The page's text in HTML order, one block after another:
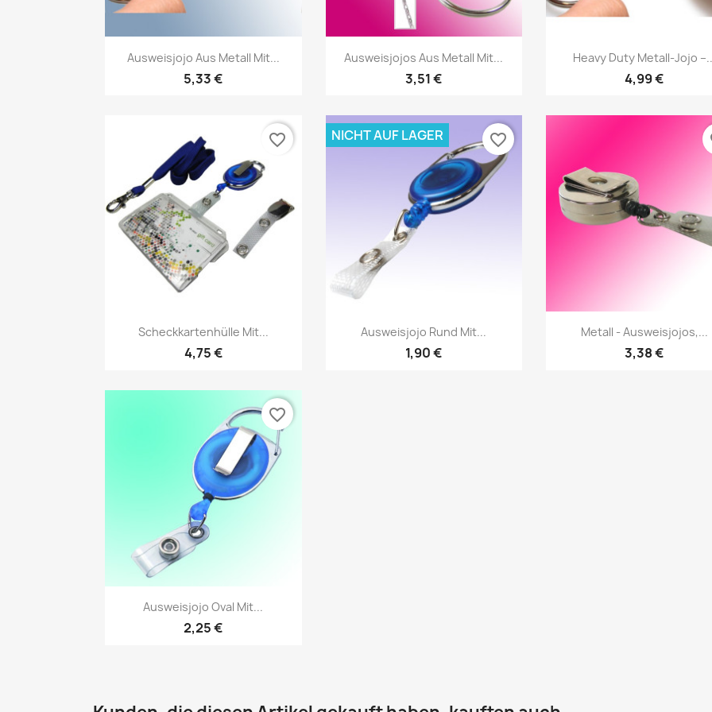
Vorschau
Ausweisjojo Aus Metall Mit...
5,33 €
Vorschau
Ausweisjojos Aus Metall Mit...
3,51 €
Vorschau
Heavy Duty Metall-Jojo
4,99 €
Vorschau
Scheckkartenhülle Mit...
4,75 €
favorite_border
Vorschau
Ausweisjojo Rund Mit...
1,90 €
NICHT AUF LAGER favorite_border
Vorschau
Metall - Ausweisjojos,...
3,38 €
Vorschau
Ausweisjojo Oval Mit...
2,25 €
favorite_border